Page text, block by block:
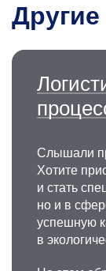
Другие
Слышали
Хотите
и стать
но и в
успешную
в